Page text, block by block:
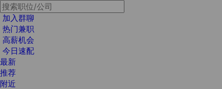
加入群聊
热门兼职
高薪机会
今日速配
最新
推荐
附近